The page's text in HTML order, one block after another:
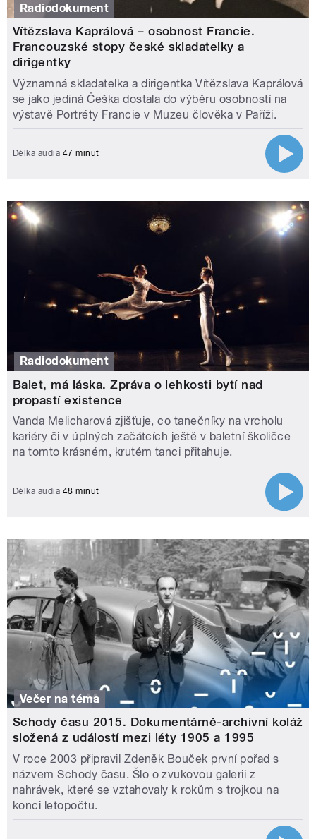
Radiodokument
Vítězslava Kaprálová – osobnost Francie.
Francouzské stopy české skladatelky a
dirigentky
Významná skladatelka a dirigentka Vítězslava Kaprálová
se jako jediná Češka dostala do výběru osobností na
výstavě Portréty Francie v Muzeu člověka v Paříži.
Délka audia 47 minut
Radiodokument
Balet, má láska. Zpráva o lehkosti bytí nad
propastí existence
Vanda Melicharová zjišťuje, co tanečníky na vrcholu
kariéry či v úplných začátcích ještě v baletní školičce
na tomto krásném, krutém tanci přitahuje.
Délka audia 48 minut
Večer na téma
Schody času 2015. Dokumentárně-archivní koláž
složená z událostí mezi léty 1905 a 1995
V roce 2003 připravil Zdeněk Bouček první pořad s
názvem Schody času. Šlo o zvukovou galerii z
nahrávek, které se vztahovaly k rokům s trojkou na
konci letopočtu.